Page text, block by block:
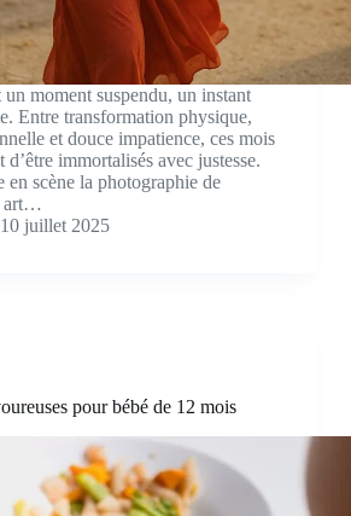
un moment suspendu, un instant
Entre transformation physique,
et douce impatience, ces mois
immortalisés avec justesse.
en scène la photographie de
art…
10 juillet 2025
pour bébé de 12 mois